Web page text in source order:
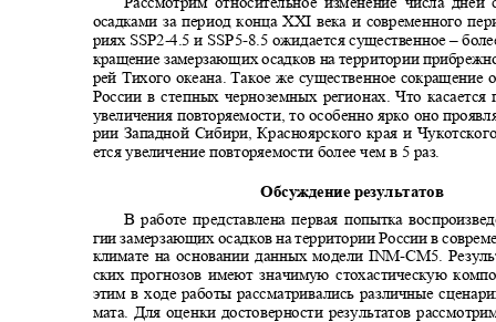
осадками за период конца XXI века и современного
риях SSP2-4.5 и SSP5-8.5 ожидается существенное–
кращение замерзающих осадков на территории
рей Тихого океана. Такое же существенное
России в степных черноземных регионах. Что
увеличения повторяемости, то особенно ярко оно
рии Западной Сибири, Красноярского края и
ется увеличение повторяемости более чем в 5 раз.
Обсуждение результатов
В работе представлена первая попытка
гии замерзающих осадков на территории России в
климате на основании данных моделиINM-CM5.
ских прогнозов имеют значимую стохастическую
этим в ходе работы рассматривались различные
мата. Для оценки достоверности результатов